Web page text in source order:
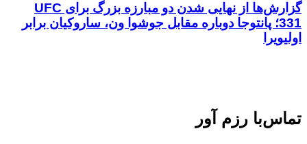
گزارش‌ها از نهایی شدن دو مبارزه بزرگ برای UFC
331؛ پانتوجا دوباره مقابل جوشوا ون، ساروکیان برابر
اولیویرا
تماس‌با رزم آور